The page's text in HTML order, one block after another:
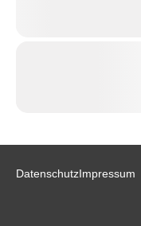
DatenschutzImpressum